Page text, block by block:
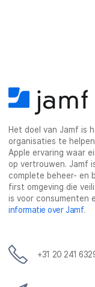
Het doel van Jamf is
organisaties te
Apple ervaring waar
op vertrouwen. Jamf
complete beheer- en
first omgeving die
is voor consumenten
informatie over Jamf.
+31 20 241